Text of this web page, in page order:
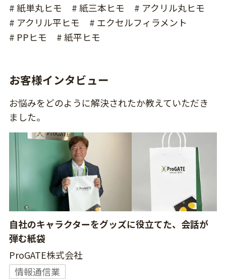
# 紙単丸ヒモ
# 紙三本ヒモ
# アクリル丸ヒモ
# アクリル平ヒモ
# エクセルフィラメント
# PPヒモ
# 紙平ヒモ
お客様インタビュー
お悩みをどのように解決されたか教えていただき
ました。
自社のキャラクターをグッズに役立てた、会話が
弾む紙袋
ProGATE株式会社
情報通信業